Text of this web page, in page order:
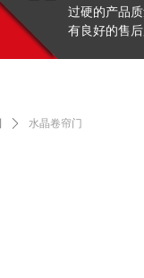
过硬的产品
有良好的售
ꄲ 水晶卷帘门